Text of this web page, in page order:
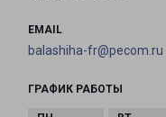
EMAIL
balashiha-fr@pecom.ru
ГРАФИК РАБОТЫ